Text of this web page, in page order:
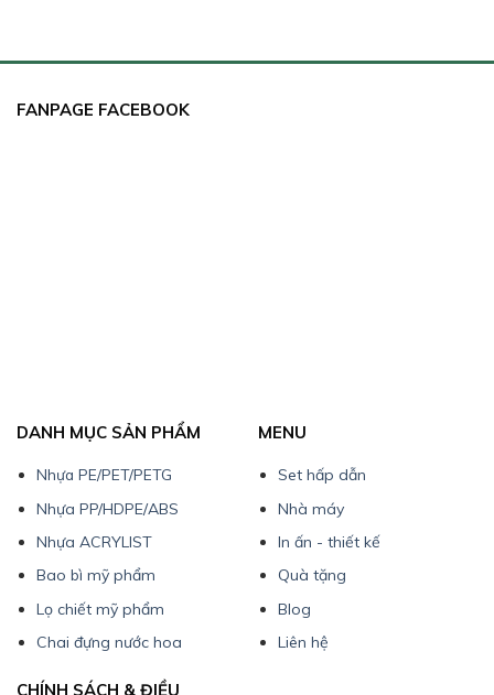
FANPAGE FACEBOOK
DANH MỤC SẢN PHẨM
Nhựa PE/PET/PETG
Nhựa PP/HDPE/ABS
Nhựa ACRYLIST
Bao bì mỹ phẩm
Lọ chiết mỹ phẩm
Chai đựng nước hoa
MENU
Set hấp dẫn
Nhà máy
In ấn - thiết kế
Quà tặng
Blog
Liên hệ
CHÍNH SÁCH & ĐIỀU